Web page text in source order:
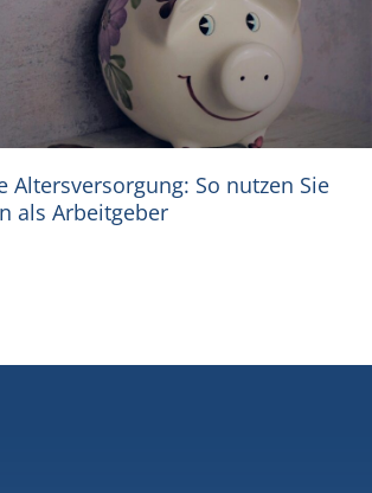
Altersversorgung: So nutzen Sie
als Arbeitgeber